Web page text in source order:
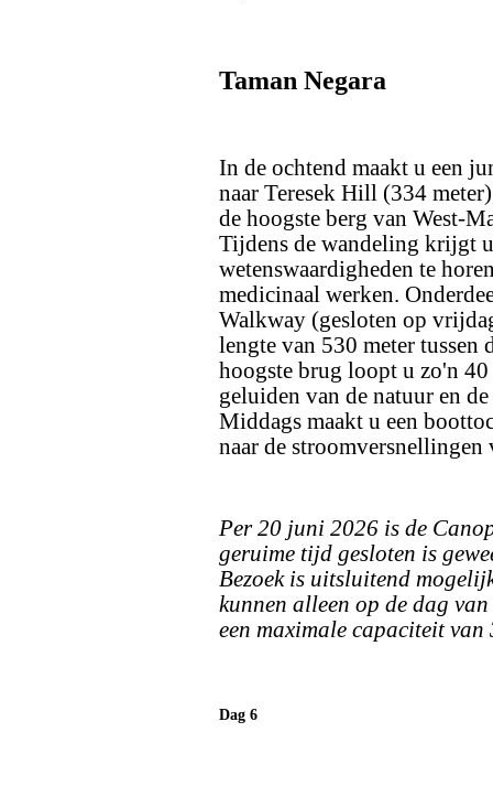
Taman Negara
In de ochtend maakt u een
naar Teresek Hill (334
de hoogste berg van West-
Tijdens de wandeling krijgt
wetenswaardigheden te
medicinaal werken.
Walkway (gesloten op
lengte van 530 meter
hoogste brug loopt u zo'n
geluiden van de natuur en
Middags maakt u een
naar de
Per 20 juni 2026 is de
geruime tijd gesloten is
Bezoek is uitsluitend
kunnen alleen op de dag
een maximale capaciteit van
Dag 6